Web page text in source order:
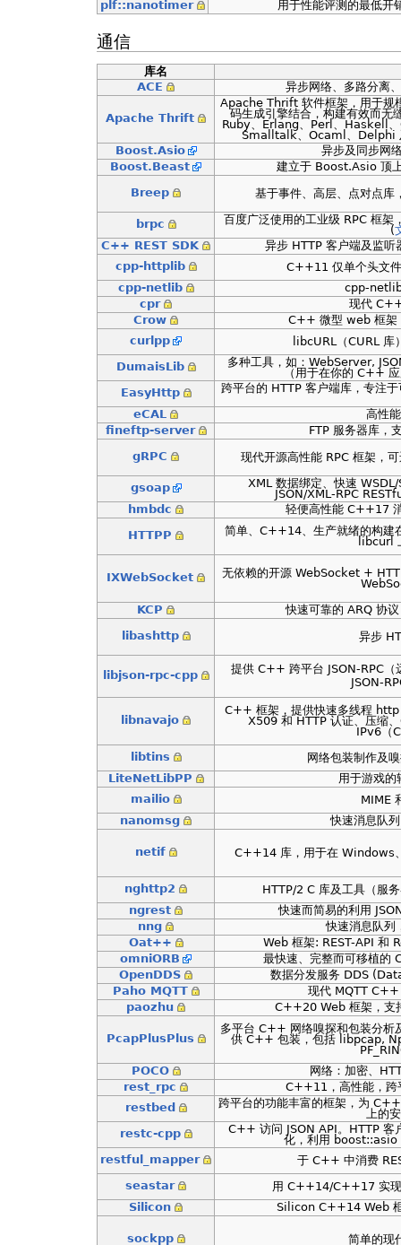
plf::nanotimer 用于性能评测的最低开
通信
库名
ACE
异步网络、多路分离
Apache Thrift
Apache Thrift 软件框架，用于规
码生成引擎结合，构建有效而
Ruby、Erlang、Perl、Haskell
Smalltalk、Ocaml、Delphi
Boost.Asio
异步及同步网
Boost.Beast
建立于 Boost.Asio 顶
Breep
基于事件、高层、点对点库
brpc
百度广泛使用的工业级 RPC 框架
(
C++ REST SDK
异步 HTTP 客户端及监
cpp-httplib
C++11 仅单个头文
cpp-netlib
cpp-
cpr
现代
Crow
C++ 微型 web 框架
curlpp
libcURL（CURL
DumaisLib
多种工具，如：WebServer,
（用于在你的 C++
EasyHttp
跨平台的 HTTP 客户端库，专注
eCAL
高性
fineftp-server
FTP 服务器库，
gRPC
现代开源高性能 RPC 框架，
gsoap
XML 数据绑定、快速
JSON/XML-RPC
hmbdc
轻便高性能 C++17
HTTPP
简单、C++14、生产就绪的构建
libcurl
IXWebSocket
无依赖的开源 WebSocket +
KCP
快速可靠的 ARQ 协
libashttp
异步
libjson-rpc-cpp
提供 C++ 跨平台 JSON-RPC（
JSON-
libnavajo
C++ 框架，提供快速多线程
X509 和 HTTP 认证、压缩
IPv6（
libtins
网络包装制作及
LiteNetLibPP
用于游戏的
mailio
MIME
nanomsg
快速消息队
netif C++14 库，用于在 Windows
nghttp2
HTTP/2 C 库及工具（服
ngrest
快速而简易的利用
nng
快速消息队
Oat++
Web 框架: REST-API 和
omniORB
最快速、完整而可移植的
OpenDDS
数据分发服务 DDS
Paho MQTT
现代 MQTT
paozhu
C++20 Web 框架，支
PcapPlusPlus
多平台 C++ 网络嗅探和包装分析
供 C++ 包装，包括 libpcap,
POCO
网络：加密、
rest_rpc
C++11，高性能，跨
restbed
跨平台的功能丰富的框架，为
上的
restc-cpp
C++ 访问 JSON API。HTTP 客
化，利用
restful_mapper
于 C++ 中消费
seastar
用 C++14/C++17 实现
Silicon
Silicon C++14 Web
sockpp 简单的现